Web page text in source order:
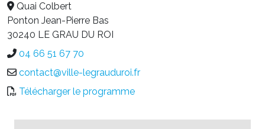
Quai Colbert
Ponton Jean-Pierre Bas
30240 LE GRAU DU ROI
04 66 51 67 70
contact@ville-legrauduroi.fr
Télécharger le programme